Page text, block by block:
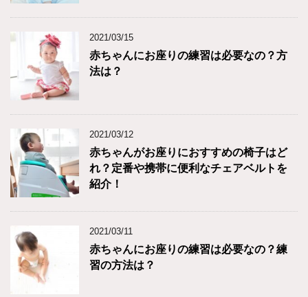
2021/03/15
赤ちゃんにお座りの練習は必要なの？方
法は？
2021/03/12
赤ちゃんがお座りにおすすめの椅子はど
れ？定番や携帯に便利なチェアベルトを
紹介！
2021/03/11
赤ちゃんにお座りの練習は必要なの？練
習の方法は？